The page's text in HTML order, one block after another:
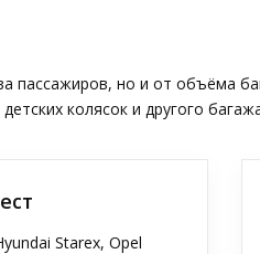
пассажиров, но и от объёма
колясок и другого
Starex, Opel